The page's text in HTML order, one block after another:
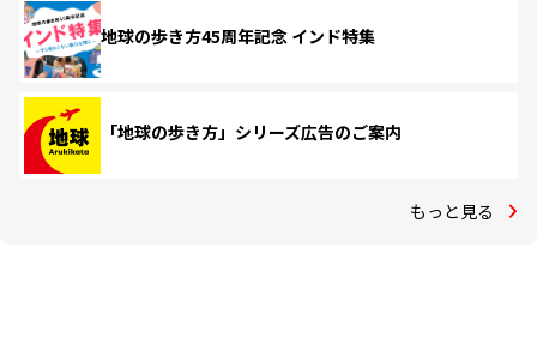
地球の歩き方45周年記念 インド特集
「地球の歩き方」シリーズ広告のご案内
もっと見る